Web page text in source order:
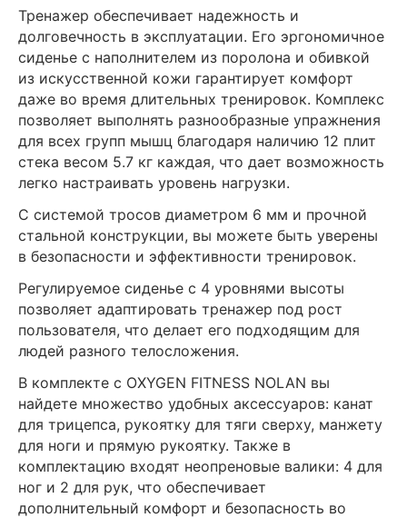
Тренажер обеспечивает надежность и
долговечность в эксплуатации. Его эргономичное
сиденье с наполнителем из поролона и обивкой
из искусственной кожи гарантирует комфорт
даже во время длительных тренировок. Комплекс
позволяет выполнять разнообразные упражнения
для всех групп мышц благодаря наличию 12 плит
стека весом 5.7 кг каждая, что дает возможность
легко настраивать уровень нагрузки.
С системой тросов диаметром 6 мм и прочной
стальной конструкции, вы можете быть уверены
в безопасности и эффективности тренировок.
Регулируемое сиденье с 4 уровнями высоты
позволяет адаптировать тренажер под рост
пользователя, что делает его подходящим для
людей разного телосложения.
В комплекте с OXYGEN FITNESS NOLAN вы
найдете множество удобных аксессуаров: канат
для трицепса, рукоятку для тяги сверху, манжету
для ноги и прямую рукоятку. Также в
комплектацию входят неопреновые валики: 4 для
ног и 2 для рук, что обеспечивает
дополнительный комфорт и безопасность во